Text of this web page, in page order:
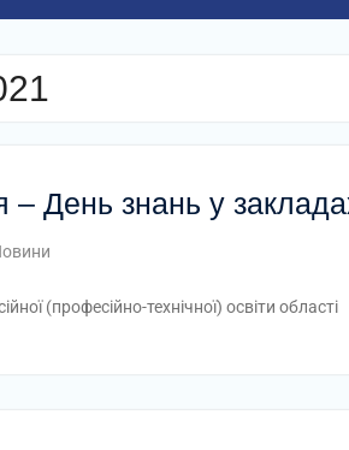
– День знань у
(професійно-технічної) освіти області